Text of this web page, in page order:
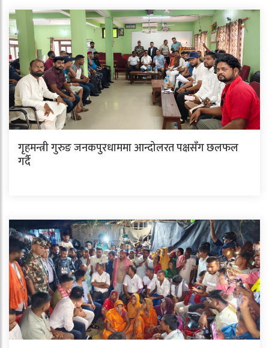
गृहमन्त्री गुरुङ जनकपुरधाममा आन्दोलरत पक्षसँग छलफल
गर्दै